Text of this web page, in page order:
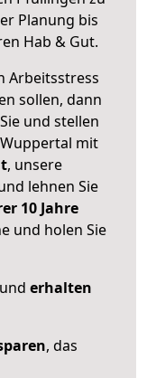
Planung bis
Hab & Gut.
Arbeitsstress
sollen, dann
und stellen
mit
, unsere
lehnen Sie
10 Jahre
und holen Sie
erhalten
, das